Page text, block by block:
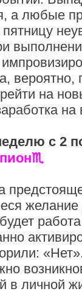
а любые
вероятно,
на
с 2
♏️
желание
в личной